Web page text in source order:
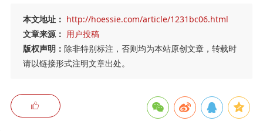
本文地址： http://hoessie.com/article/1231bc06.html
文章来源： 用户投稿
版权声明： 除非特别标注，否则均为本站原创文章，转载时
请以链接形式注明文章出处。